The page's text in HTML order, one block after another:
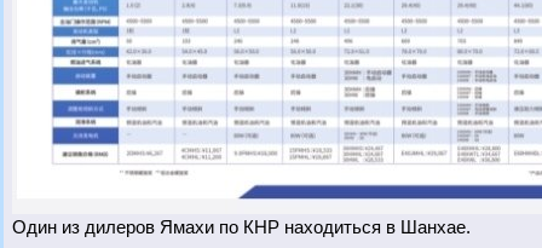
Один из дилеров Ямахи по КНР находиться в Шанхае.